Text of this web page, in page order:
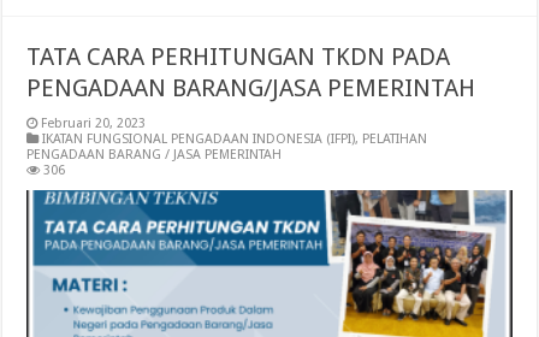
TATA CARA PERHITUNGAN TKDN PADA
PENGADAAN BARANG/JASA PEMERINTAH
Februari 20, 2023
IKATAN FUNGSIONAL PENGADAAN INDONESIA (IFPI), PELATIHAN
PENGADAAN BARANG / JASA PEMERINTAH
306